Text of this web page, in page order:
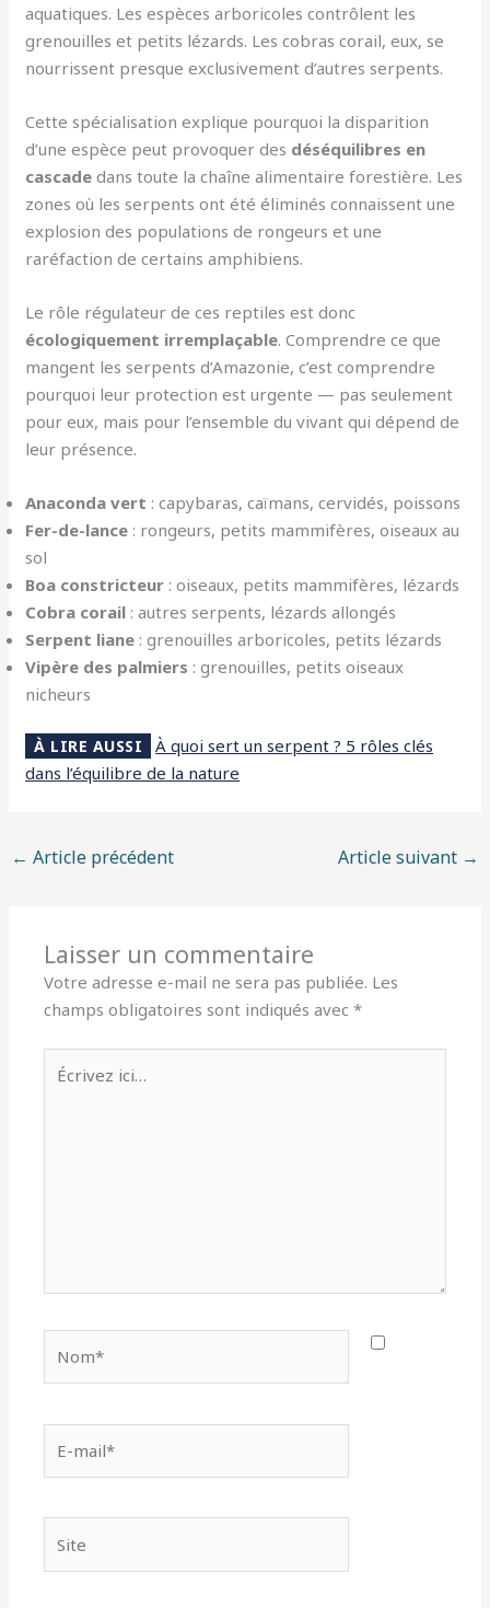
aquatiques. Les espèces arboricoles contrôlent les
grenouilles et petits lézards. Les cobras corail, eux, se
nourrissent presque exclusivement d’autres serpents.
Cette spécialisation explique pourquoi la disparition
d’une espèce peut provoquer des déséquilibres en
cascade dans toute la chaîne alimentaire forestière. Les
zones où les serpents ont été éliminés connaissent une
explosion des populations de rongeurs et une
raréfaction de certains amphibiens.
Le rôle régulateur de ces reptiles est donc
écologiquement irremplaçable. Comprendre ce que
mangent les serpents d’Amazonie, c’est comprendre
pourquoi leur protection est urgente — pas seulement
pour eux, mais pour l’ensemble du vivant qui dépend de
leur présence.
Anaconda vert : capybaras, caïmans, cervidés, poissons
Fer-de-lance : rongeurs, petits mammifères, oiseaux au
sol
Boa constricteur : oiseaux, petits mammifères, lézards
Cobra corail : autres serpents, lézards allongés
Serpent liane : grenouilles arboricoles, petits lézards
Vipère des palmiers : grenouilles, petits oiseaux
nicheurs
À LIRE AUSSI
À quoi sert un serpent ? 5 rôles clés
dans l’équilibre de la nature
← Article précédent Article suivant →
Laisser un commentaire
Votre adresse e-mail ne sera pas publiée. Les
champs obligatoires sont indiqués avec*
ici…
mail*